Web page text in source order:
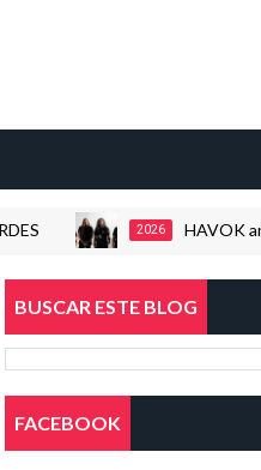
2026 HAVOK anuncia
BUSCAR ESTE BLOG
FACEBOOK